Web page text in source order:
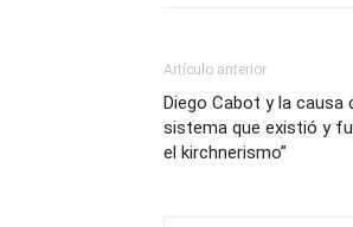
Artículo anterior
Diego Cabot y la causa
sistema que existió y
el kirchnerismo”